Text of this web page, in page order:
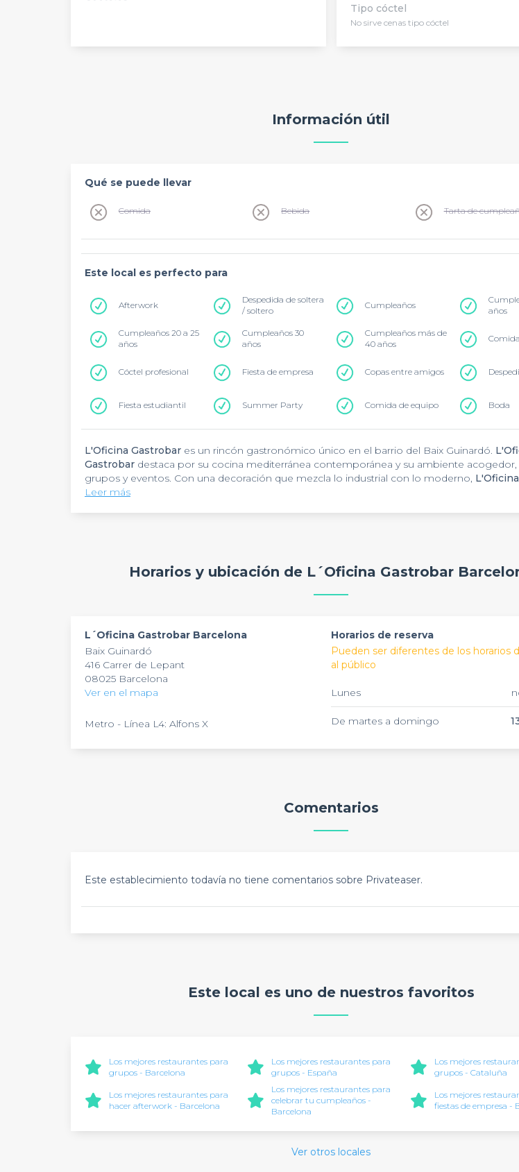
Tipo cóctel
No sirve cenas tipo cóctel
Información útil
Qué se puede llevar
Comida Bebida Tarta de
Este local es perfecto para
Afterwork
Despedida de soltera
/ soltero
Cumpleaños
años
Cumpleaños 20 a 25
años
Cumpleaños 30
años
Cumpleaños más de
40 años
Cóctel profesional Fiesta de empresa Copas entre amigos
Fiesta estudiantil Summer Party Comida de equipo Boda
L'Oficina Gastrobar es un rincón gastronómico único en el barrio del Baix Guinardó.
Gastrobar destaca por su cocina mediterránea contemporánea y su ambiente acogedor,
grupos y eventos. Con una decoración que mezcla lo industrial con lo moderno,
ofrece espacios versátiles para celebraciones, cenas de empresa y encuentros sociales. Su
Leer más
Horarios y ubicación de L´Oficina Gastrobar
L´Oficina Gastrobar Barcelona
Baix Guinardó
416 Carrer de Lepant
08025 Barcelona
Ver en el mapa
Metro - Línea L4: Alfons X
Horarios de reserva
Pueden ser diferentes de los horarios
al público
Lunes
De martes a domingo
Comentarios
Este establecimiento todavía no tiene comentarios sobre Privateaser.
Este local es uno de nuestros favoritos
Los mejores restaurantes para
grupos - Barcelona
Los mejores restaurantes para
grupos - España
Los mejores
grupos - Cataluña
Los mejores restaurantes para
hacer afterwork - Barcelona
Los mejores restaurantes para
celebrar tu cumpleaños -
Barcelona
Los mejores
fiestas de empresa -
Ver otros locales